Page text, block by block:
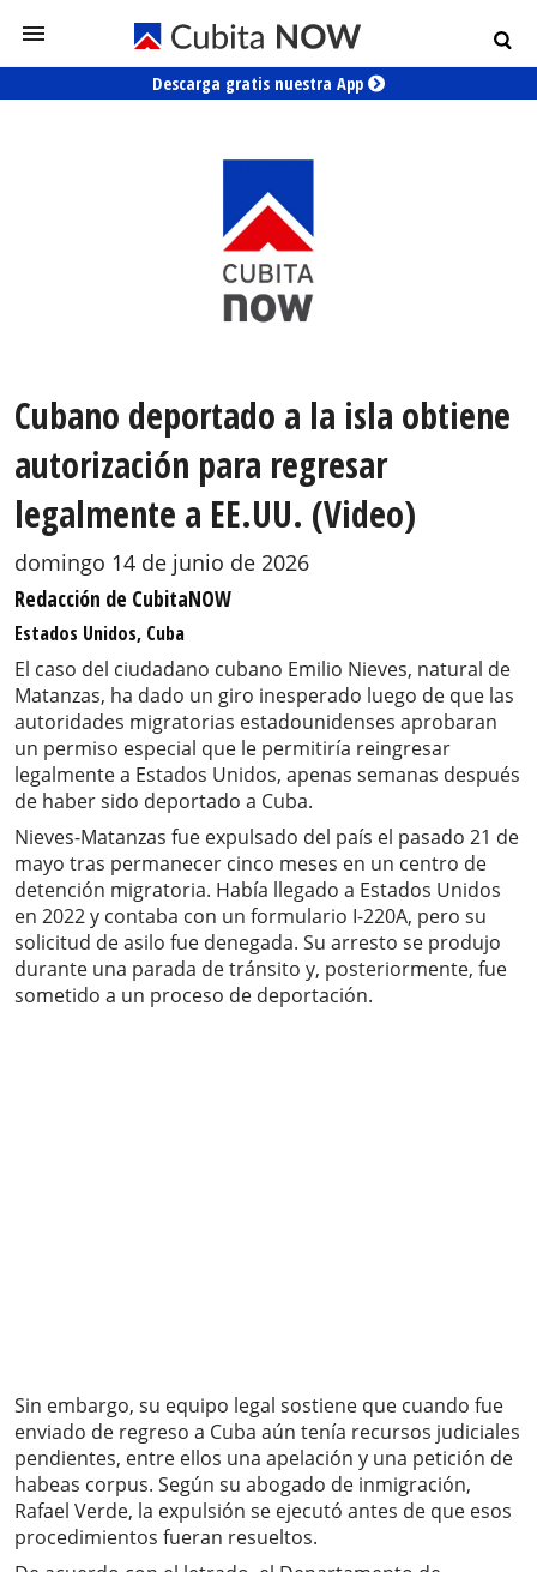
Descarga gratis nuestra App
Cubano deportado a la isla obtiene
autorización para regresar
legalmente a EE.UU. (Video)
domingo 14 de junio de 2026
Redacción de CubitaNOW
Estados Unidos, Cuba
El caso del ciudadano cubano Emilio Nieves, natural de
Matanzas, ha dado un giro inesperado luego de que las
autoridades migratorias estadounidenses aprobaran
un permiso especial que le permitiría reingresar
legalmente a Estados Unidos, apenas semanas después
de haber sido deportado a Cuba.
Nieves-Matanzas fue expulsado del país el pasado 21 de
mayo tras permanecer cinco meses en un centro de
detención migratoria. Había llegado a Estados Unidos
en 2022 y contaba con un formulario I-220A, pero su
solicitud de asilo fue denegada. Su arresto se produjo
durante una parada de tránsito y, posteriormente, fue
sometido a un proceso de deportación.
Sin embargo, su equipo legal sostiene que cuando fue
enviado de regreso a Cuba aún tenía recursos judiciales
pendientes, entre ellos una apelación y una petición de
habeas corpus. Según su abogado de inmigración,
Rafael Verde, la expulsión se ejecutó antes de que esos
procedimientos fueran resueltos.